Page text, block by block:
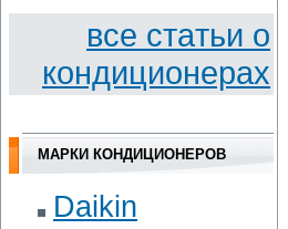
вce cтaтьи o
кoндициoнepax
МАРКИ КОНДИЦИОНЕРОВ
Daikin